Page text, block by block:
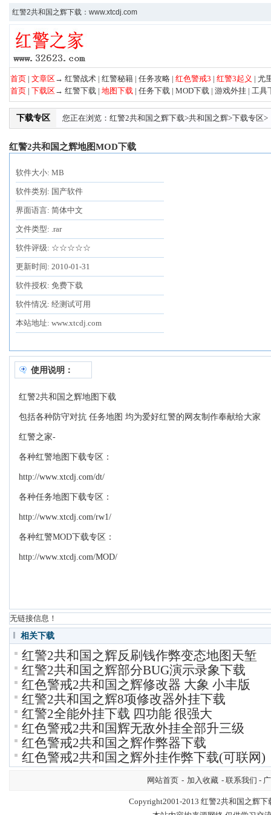
红警2共和国之辉下载：www.xtcdj.com
首页 | 文章区→ 红警战术 | 红警秘籍 | 任务攻略 | 红色警戒3 | 红警3起义 | 尤
首页 | 下载区→ 红警下载 | 地图下载 | 任务下载 | MOD下载 | 游戏外挂 | 工具
下载专区 您正在浏览： 红警2共和国之辉下载>共和国之辉>下载专区>
红警2共和国之辉地图MOD下载
软件大小: MB
软件类别: 国产软件
界面语言: 简体中文
文件类型: .rar
软件评级: ☆☆☆☆☆
更新时间: 2010-01-31
软件授权: 免费下载
软件情况: 经测试可用
本站地址: www.xtcdj.com
使用说明：
红警2共和国之辉地图下载
包括各种防守对抗 任务地图 均为爱好红警的网友制作奉献给大家
红警之家-
各种红警地图下载专区：
http://www.xtcdj.com/dt/
各种任务地图下载专区：
http://www.xtcdj.com/rw1/
各种红警MOD下载专区：
http://www.xtcdj.com/MOD/
无链接信息！
相关下载
红警2共和国之辉反刷钱作弊变态地图天堑
红警2共和国之辉部分BUG演示录象下载
红色警戒2共和国之辉修改器 大象 小丰版
红警2共和国之辉8项修改器外挂下载
红警2全能外挂下载 四功能 很强大
红色警戒2共和国辉无敌外挂全部升三级
红色警戒2共和国之辉作弊器下载
红色警戒2共和国之辉外挂作弊下载(可联网)
网站首页 - 加入收藏 - 联系我们 -
Copyright2001-2013 红警2共和国之辉下